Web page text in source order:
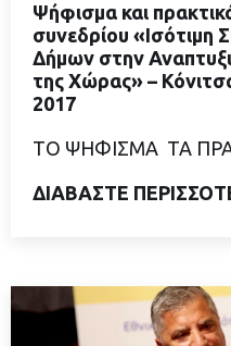
Ψήφισμα και
συνεδρίου «Ισότιμη
Δήμων στην
της Χώρας» –
2017
ΤΟ ΨΗΦΙΣΜΑ ΤΑ
ΔΙΑΒΑΣΤΕ